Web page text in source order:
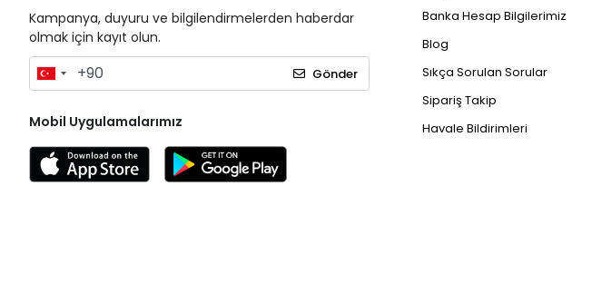
Buster
Cansın
Clivex
Covidien
Cutta Cutter
Kampanya, duyuru ve bilgilendirmelerden haberdar
olmak için kayıt olun.
Gönder
Mobil Uygulamalarımız
Banka Hesap Bilgilerimiz
Blog
Sıkça Sorulan Sorular
Sipariş Takip
Havale Bildirimleri